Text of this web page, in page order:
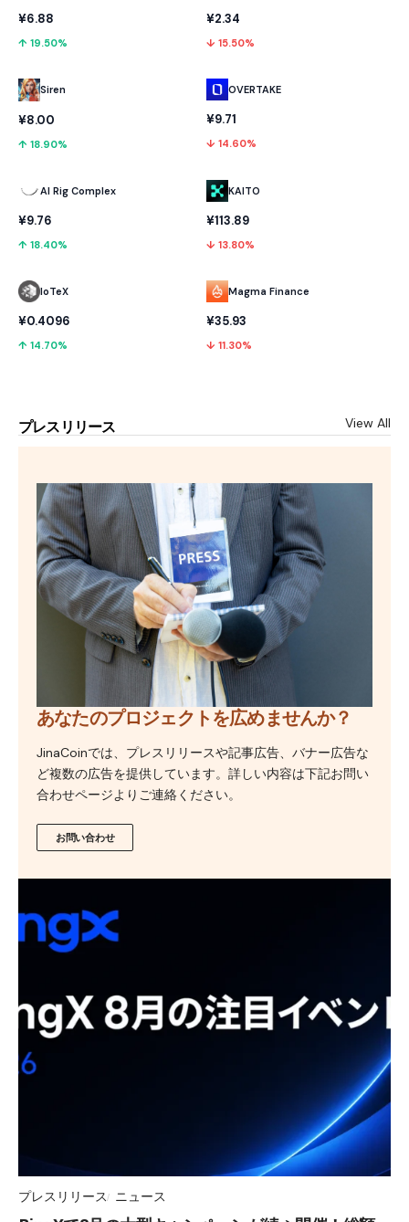
¥6.88
↑ 19.50%
Siren
¥8.00
↑ 18.90%
AI Rig Complex
¥9.76
↑ 18.40%
IoTeX
¥0.4096
↑ 14.70%
¥2.34
↓ 15.50%
OVERTAKE
¥9.71
↓ 14.60%
KAITO
¥113.89
↓ 13.80%
Magma Finance
¥35.93
↓ 11.30%
プレスリリース View All
あなたのプロジェクトを広めませんか？
JinaCoinでは、プレスリリースや記事広告、バナー広告な
ど複数の広告を提供しています。詳しい内容は下記お問い
合わせページよりご連絡ください。
お問い合わせ
プレスリリース ニュース